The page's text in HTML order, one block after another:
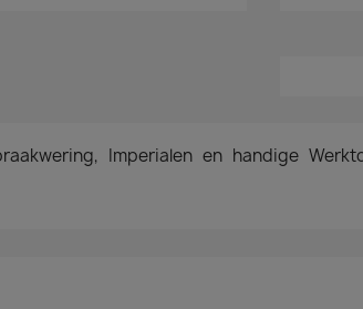
Imperialen en handige